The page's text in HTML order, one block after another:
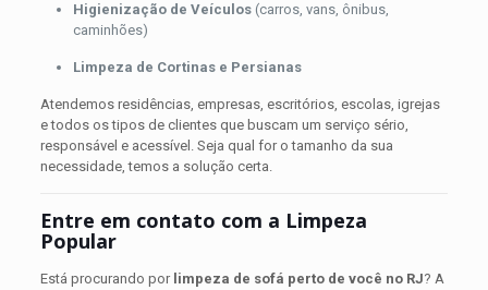
Higienização de Veículos(carros, vans, ônibus,
caminhões)
Limpeza de Cortinas e Persianas
Atendemos residências, empresas, escritórios, escolas, igrejas
e todos os tipos de clientes que buscam um serviço sério,
responsável e acessível. Seja qual for o tamanho da sua
necessidade, temos a solução certa.
Entre em contato com a Limpeza
Popular
Está procurando por limpeza de sofá perto de você no RJ? A